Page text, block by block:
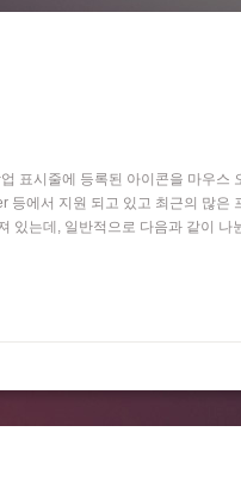
표시줄에 등록된 아이콘을 마우스
에서 지원 되고 있고 최근의 많은
있는데, 일반적으로 다음과 같이 나